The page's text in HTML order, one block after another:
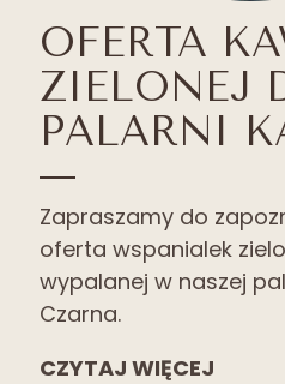
OFERTA
ZIELONEJ
PALARNI
Zapraszamy do
oferta wspanialek
wypalanej w naszej
Czarna.
CZYTAJ WIĘCEJ